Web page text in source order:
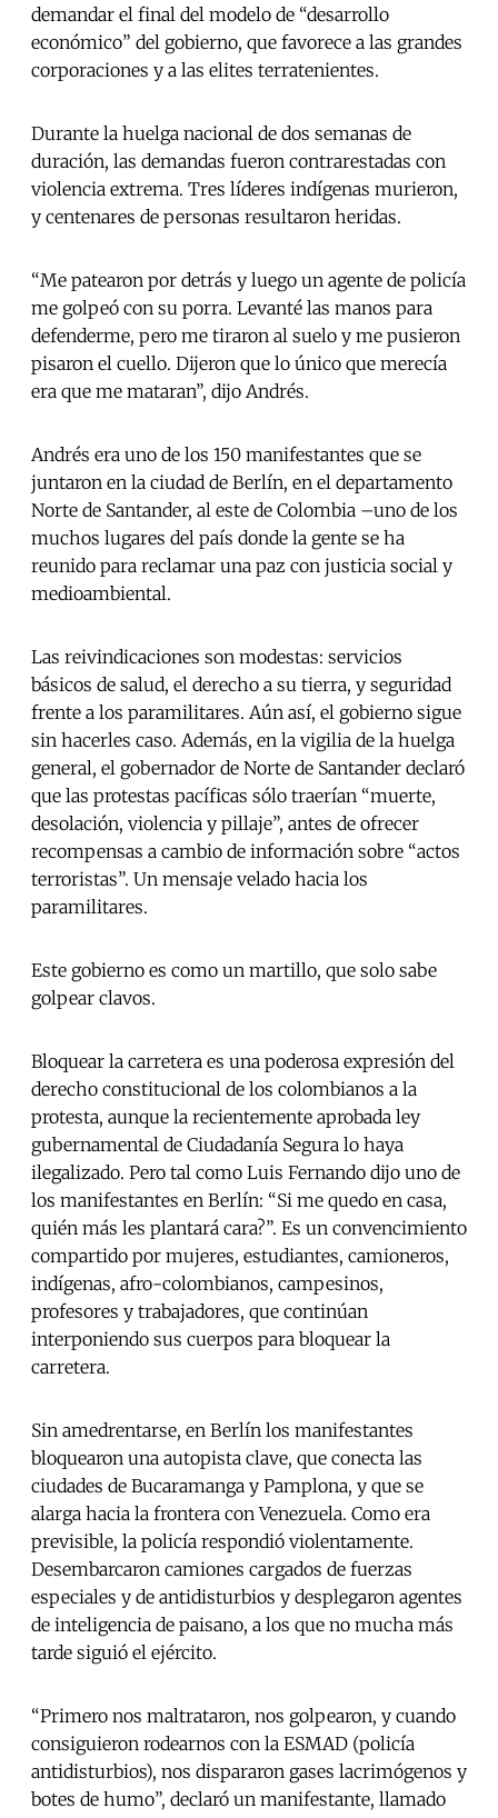
demandar el final del modelo de “desarrollo
económico” del gobierno, que favorece a las grandes
corporaciones y a las elites terratenientes.
Durante la huelga nacional de dos semanas de
duración, las demandas fueron contrarestadas con
violencia extrema. Tres líderes indígenas murieron,
y centenares de personas resultaron heridas.
“Me patearon por detrás y luego un agente de policía
me golpeó con su porra. Levanté las manos para
defenderme, pero me tiraron al suelo y me pusieron
pisaron el cuello. Dijeron que lo único que merecía
era que me mataran”, dijo Andrés.
Andrés era uno de los 150 manifestantes que se
juntaron en la ciudad de Berlín, en el departamento
Norte de Santander, al este de Colombia –uno de los
muchos lugares del país donde la gente se ha
reunido para reclamar una paz con justicia social y
medioambiental.
Las reivindicaciones son modestas: servicios
básicos de salud, el derecho a su tierra, y seguridad
frente a los paramilitares. Aún así, el gobierno sigue
sin hacerles caso. Además, en la vigilia de la huelga
general, el gobernador de Norte de Santander declaró
que las protestas pacíficas sólo traerían “muerte,
desolación, violencia y pillaje”, antes de ofrecer
recompensas a cambio de información sobre “actos
terroristas”. Un mensaje velado hacia los
paramilitares.
Este gobierno es como un martillo, que solo sabe
golpear clavos.
Bloquear la carretera es una poderosa expresión del
derecho constitucional de los colombianos a la
protesta, aunque la recientemente aprobada ley
gubernamental de Ciudadanía Segura lo haya
ilegalizado. Pero tal como Luis Fernando dijo uno de
los manifestantes en Berlín: “Si me quedo en casa,
quién más les plantará cara?”. Es un convencimiento
compartido por mujeres, estudiantes, camioneros,
indígenas, afro-colombianos, campesinos,
profesores y trabajadores, que continúan
interponiendo sus cuerpos para bloquear la
carretera.
Sin amedrentarse, en Berlín los manifestantes
bloquearon una autopista clave, que conecta las
ciudades de Bucaramanga y Pamplona, y que se
alarga hacia la frontera con Venezuela. Como era
previsible, la policía respondió violentamente.
Desembarcaron camiones cargados de fuerzas
especiales y de antidisturbios y desplegaron agentes
de inteligencia de paisano, a los que no mucha más
tarde siguió el ejército.
“Primero nos maltrataron, nos golpearon, y cuando
consiguieron rodearnos con la ESMAD (policía
antidisturbios), nos dispararon gases lacrimógenos y
botes de humo”, declaró un manifestante, llamado